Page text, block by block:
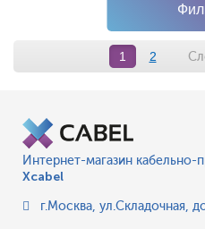
1 2
Интернет-магазин
Xcabel
г.Москва, ул.Складочная,